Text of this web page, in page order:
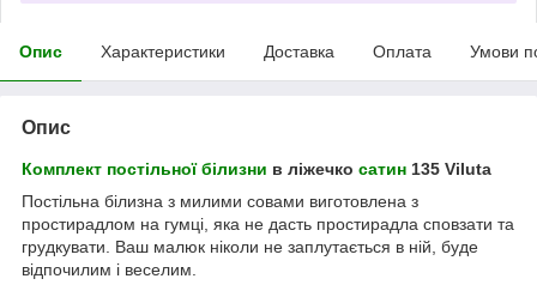
Опис Характеристики Доставка Оплата Умови
Опис
Комплект постільної білизни в ліжечко сатин 135 Viluta
Постільна білизна з милими совами виготовлена з
простирадлом на гумці, яка не дасть простирадла сповзати та
грудкувати. Ваш малюк ніколи не заплутається в ній, буде
відпочилим і веселим.